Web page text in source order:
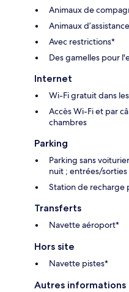
Animaux de
Animaux
Avec restrictions*
Des gamelles pour
Internet
Wi-Fi gratuit dans
Accès Wi-Fi et par
chambres
Parking
Parking sans
nuit ; entrées/sorties
Station de recharge
Transferts
Navette aéroport*
Hors site
Navette pistes*
Autres informations